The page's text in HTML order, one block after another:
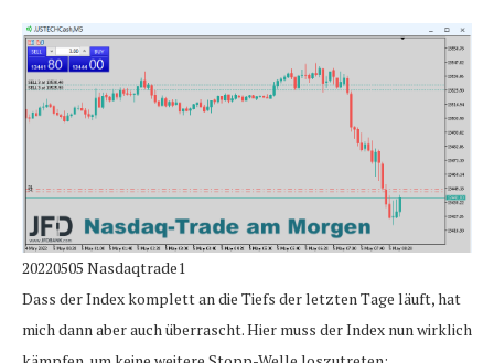
20220505 Nasdaqtrade1
Dass der Index komplett an die Tiefs der letzten Tage läuft, hat
mich dann aber auch überrascht. Hier muss der Index nun wirklich